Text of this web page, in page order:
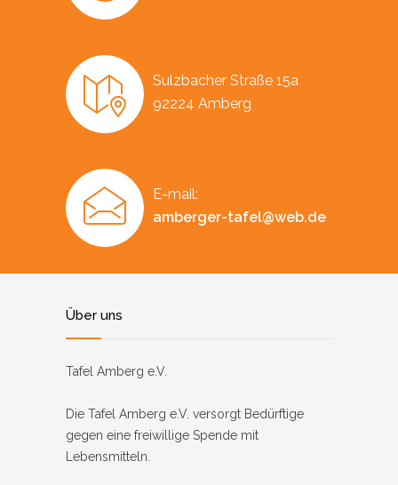
Sulzbacher Straße 15a
92224 Amberg
E-mail:
amberger-tafel@web.de
Über uns
Tafel Amberg e.V.
Die Tafel Amberg e.V. versorgt Bedürftige
gegen eine freiwillige Spende mit
Lebensmitteln.